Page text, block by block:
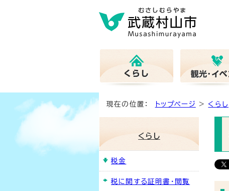
現在の位置： トップページ > くらし
くらし
税金
税に関する証明書・閲覧